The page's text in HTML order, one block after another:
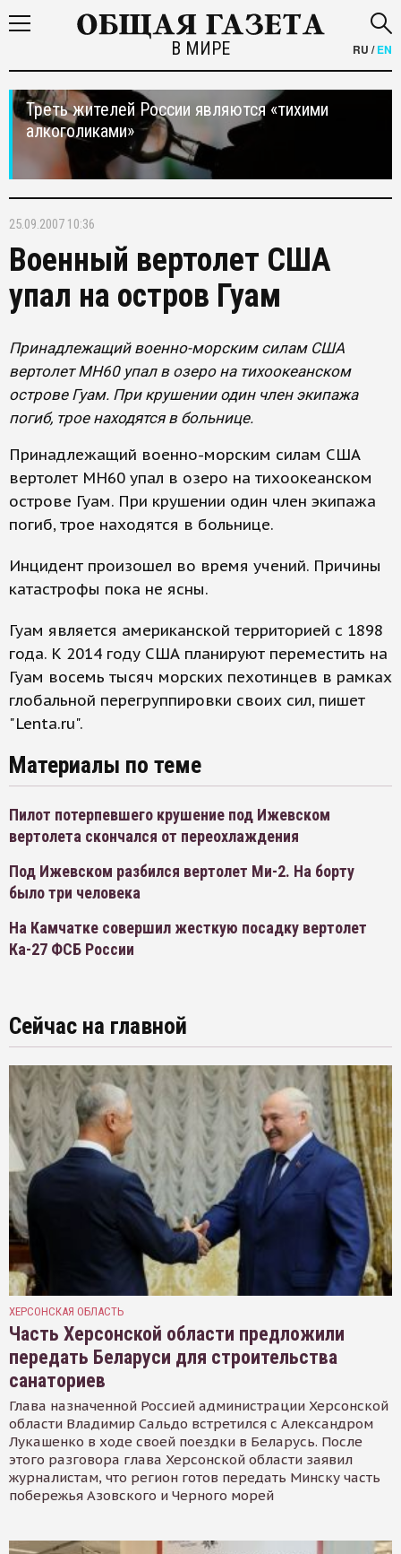
В МИРЕ RU /EN
Треть жителей России являются «тихими
алкоголиками»
25.09.2007 10:36
Военный вертолет США
упал на остров Гуам
Принадлежащий военно-морским силам США
вертолет MH60 упал в озеро на тихоокеанском
острове Гуам. При крушении один член экипажа
погиб, трое находятся в больнице.
Принадлежащий военно-морским силам США
вертолет MH60 упал в озеро на тихоокеанском
острове Гуам. При крушении один член экипажа
погиб, трое находятся в больнице.
Инцидент произошел во время учений. Причины
катастрофы пока не ясны.
Гуам является американской территорией с 1898
года. К 2014 году США планируют переместить на
Гуам восемь тысяч морских пехотинцев в рамках
глобальной перегруппировки своих сил, пишет
"Lenta.ru".
Материалы по теме
Пилот потерпевшего крушение под Ижевском
вертолета скончался от переохлаждения
Под Ижевском разбился вертолет Ми-2. На борту
было три человека
На Камчатке совершил жесткую посадку вертолет
Ка-27 ФСБ России
Сейчас на главной
ХЕРСОНСКАЯ ОБЛАСТЬ
Часть Херсонской области предложили
передать Беларуси для строительства
санаториев
Глава назначенной Россией администрации Херсонской
области Владимир Сальдо встретился с Александром
Лукашенко в ходе своей поездки в Беларусь. После
этого разговора глава Херсонской области заявил
журналистам, что регион готов передать Минску часть
побережья Азовского и Черного морей